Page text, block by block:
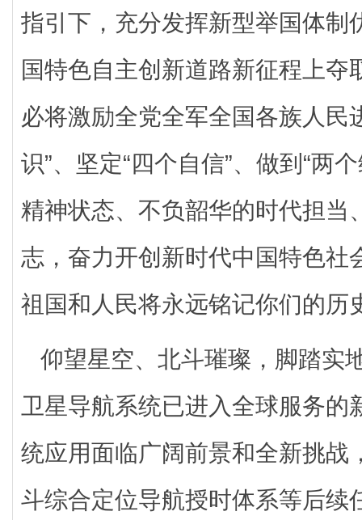
指引下，充分发挥新型举国体制
国特色自主创新道路新征程上夺
必将激励全党全军全国各族人民
识”、坚定“四个自信”、做到“两
精神状态、不负韶华的时代担当
志，奋力开创新时代中国特色社
祖国和人民将永远铭记你们的历
仰望星空、北斗璀璨，脚踏实
卫星导航系统已进入全球服务的
统应用面临广阔前景和全新挑战
斗综合定位导航授时体系等后续